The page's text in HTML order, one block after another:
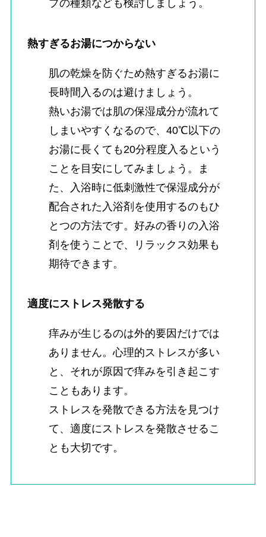
プの種類なども検討しましょう。
熱すぎるお湯につからない
肌の乾燥を防ぐため熱すぎるお湯に
長時間入るのは避けましょう。
熱いお湯では肌の保湿成分が流れて
しまいやすくなるので、40℃以下の
お湯に長くても20分程度入るという
ことを目安にしてみましょう。ま
た、入浴時に低刺激性で保湿成分が
配合された入浴剤を使用するのもひ
とつの方法です。好みの香りの入浴
剤を使うことで、リラックス効果も
期待できます。
適度にストレス発散する
痒みが生じるのは外的要因だけでは
ありません。心理的ストレスが多い
と、それが原因で痒みを引き起こす
こともあります。
ストレスを発散できる方法を見つけ
て、適度にストレスを発散させるこ
とも大切です。